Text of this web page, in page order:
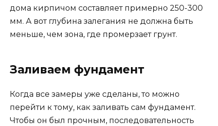
дома кирпичом составляет примерно 250-300
мм. А вот глубина залегания не должна быть
меньше, чем зона, где промерзает грунт.
Заливаем фундамент
Когда все замеры уже сделаны, то можно
перейти к тому, как заливать сам фундамент.
Чтобы он был прочным, последовательность